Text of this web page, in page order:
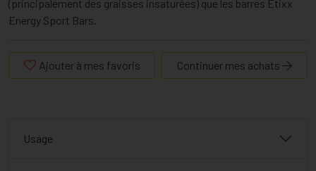
(principalement des graisses insaturées) que les barres Etixx
Energy Sport Bars.
Ajouter à mes favoris Continuer mes achats
Usage